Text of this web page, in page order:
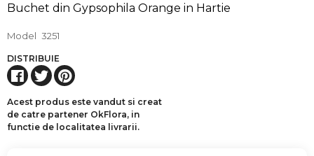
Buchet din Gypsophila Orange in Hartie
Model 3251
DISTRIBUIE
Acest produs este vandut si creat
de catre partener OkFlora, in
functie de localitatea livrarii.